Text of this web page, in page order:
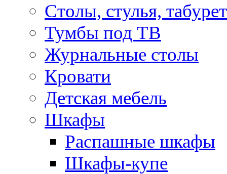
Столы, стулья,
Тумбы под ТВ
Журнальные столы
Кровати
Детская мебель
Шкафы
Распашные шкафы
Шкафы-купе